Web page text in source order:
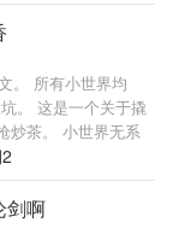
年逃跑后杀人又被
—遗憾自己没多将
时玖进入游戏后，
女人血淋淋的头
他，撕裂嘴角朝他
方发丝垂落下时果
至于虞时玖在试
都活在虚幻的平
。 所有小世界均
。 这是一个关于撬
炒茶。 小世界无系
单，带着无尽的
格会因为小世界的
界暂定，写的顺序
医学生─谁也不能
剑啊